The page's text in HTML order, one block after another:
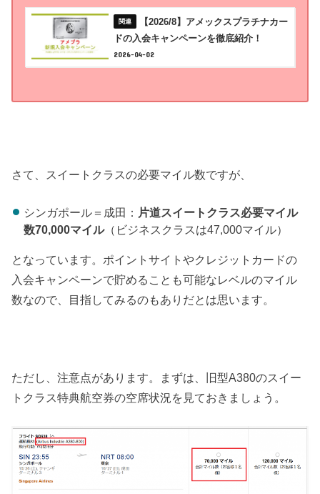
【2026/8】アメックスプラチナカー
ドの入会キャンペーンを徹底紹介！
2026-04-02
さて、スイートクラスの必要マイル数ですが、
シンガポール＝成田： 片道スイートクラス必要マイル
数70,000マイル（ビジネスクラスは47,000マイル）
となっています。ポイントサイトやクレジットカードの
入会キャンペーンで貯めることも可能なレベルのマイル
数なので、目指してみるのもありだとは思います。
ただし、注意点があります。まずは、旧型A380のスイー
トクラス特典航空券の空席状況を見ておきましょう。